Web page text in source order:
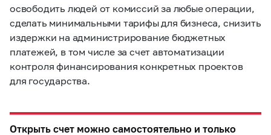
освободить людей от комиссий за любые операции,
сделать минимальными тарифы для бизнеса, снизить
издержки на администрирование бюджетных
платежей, в том числе за счет автоматизации
контроля финансирования конкретных проектов
для государства.
Открыть счет можно самостоятельно и только